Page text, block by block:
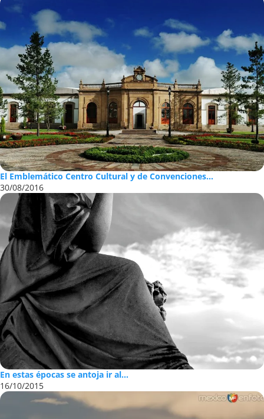
El Emblemático Centro Cultural y de Convenciones...
30/08/2016
En estas épocas se antoja ir al...
16/10/2015